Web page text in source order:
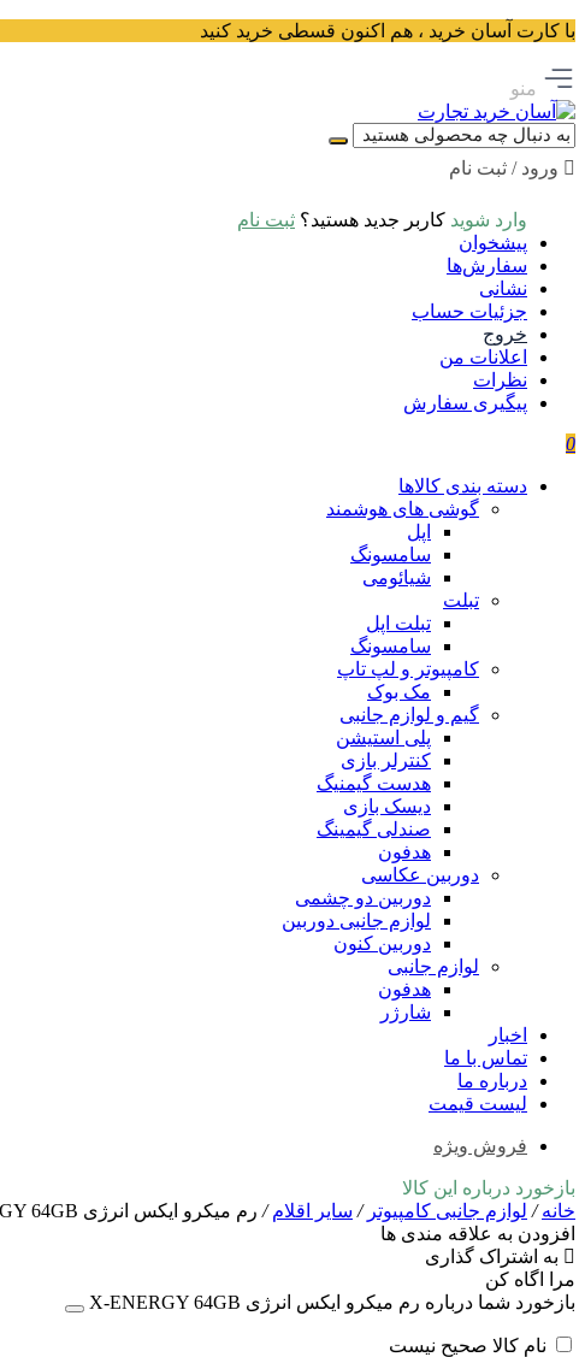
با کارت آسان خرید ، هم اکنون قسطی خرید کنید
منو
ورود / ثبت نام
وارد شوید کاربر جدید هستید؟ ثبت نام
پیشخوان
سفارش‌ها
نشانی
جزئیات حساب
خروج
اعلانات من
نظرات
پیگیری سفارش
0
دسته بندی کالاها
گوشی های هوشمند
اپل
سامسونگ
شیائومی
تبلت
تبلت اپل
سامسونگ
کامپیوتر و لپ تاپ
مک بوک
گیم و لوازم جانبی
پلی استیشن
کنترلر بازی
هدست گیمنیگ
دیسک بازی
صندلی گیمینگ
هدفون
دوربین عکاسی
دوربین دو چشمی
لوازم جانبی دوربین
دوربین کنون
لوازم جانبی
هدفون
شارژر
اخبار
تماس با ما
درباره ما
لیست قیمت
فروش ویژه
بازخورد درباره این کالا
خانه/ لوازم جانبی کامپیوتر / سایر اقلام/ رم میکرو ایکس انرژی X-ENERGY 64GB
افزودن به علاقه مندی ها
به اشتراک گذاری
مرا اگاه کن
بازخورد شما درباره رم میکرو ایکس انرژی X-ENERGY 64GB
نام کالا صحیح نیست